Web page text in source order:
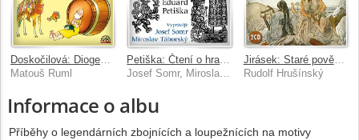
Doskočilová: Diogenes v sudu, Damoklův meč a další známé příběhy z doby dávné a nejdávnější
Matouš Ruml
Petiška: Čtení o hradech, zámcích a městech
Josef Somr, Miroslav Táborský
Jirásek: Staré pověsti české
Rudolf Hrušínský
Informace o albu
Příběhy o legendárních zbojnících a loupežnících na motivy